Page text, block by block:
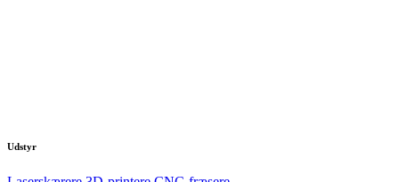
Udstyr